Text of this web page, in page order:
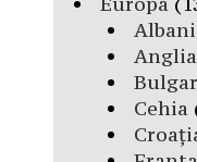
Anglia
Cehia